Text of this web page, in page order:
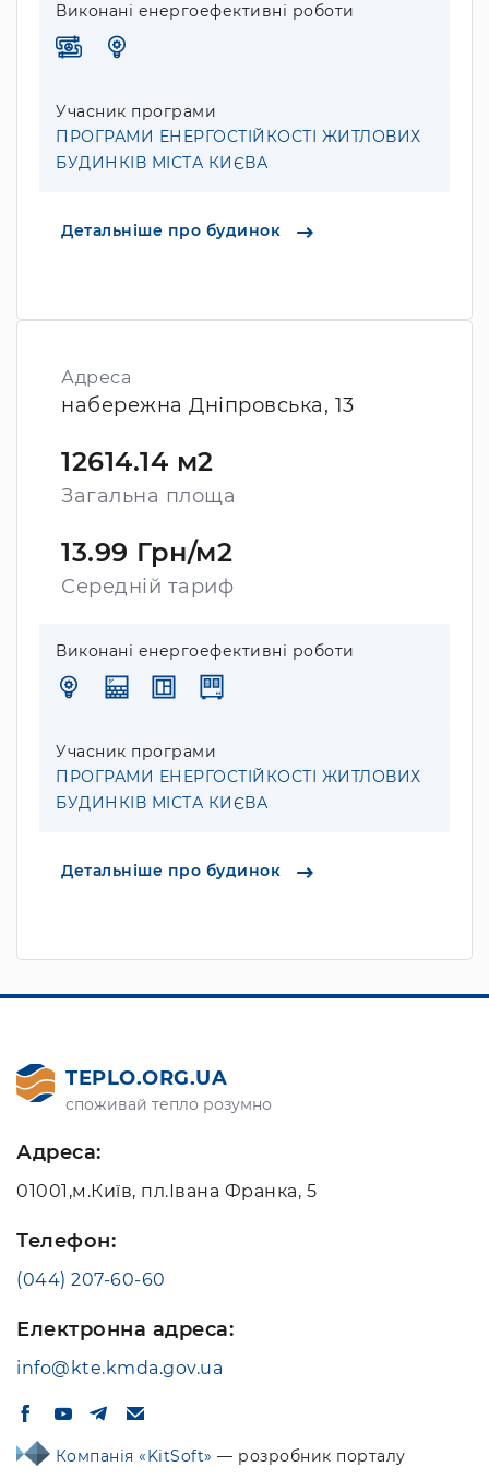
Виконані енергоефективні роботи
Учасник програми
ПРОГРАМИ ЕНЕРГОСТІЙКОСТІ ЖИТЛОВИХ
БУДИНКІВ МІСТА КИЄВА
Детальніше про будинок
Адреса
набережна Дніпровська, 13
12614.14 м2
Загальна площа
13.99 Грн/м2
Середній тариф
Виконані енергоефективні роботи
Учасник програми
ПРОГРАМИ ЕНЕРГОСТІЙКОСТІ ЖИТЛОВИХ
БУДИНКІВ МІСТА КИЄВА
Детальніше про будинок
TEPLO.ORG.UA
споживай тепло розумно
Адреса:
01001,м.Київ, пл.Івана Франка, 5
Телефон:
(044) 207-60-60
Електронна адреса:
info@kte.kmda.gov.ua
Компанія «KitSoft» — розробник порталу